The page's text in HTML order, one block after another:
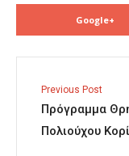
Google+
Previous Post
Πρόγραμμα
Πολιούχου